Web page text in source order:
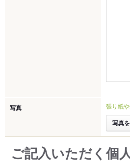
写真 張り紙
ご記入いただく個